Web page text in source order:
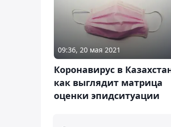
09:36, 20 мая 2021
Коронавирус в
как выглядит матрица
оценки эпидситуации